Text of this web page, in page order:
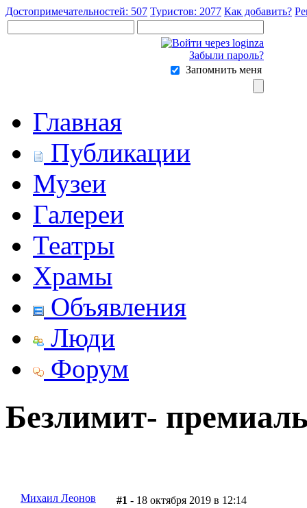
Достопримечательностей: 507 Туристов: 2077 Как добавить?
Забыли пароль?
Запомнить меня
Главная
Публикации
Музеи
Галереи
Театры
Храмы
Объявления
Люди
Форум
Безлимит-
Михаил Леонов #1 - 18 октября 2019 в 12:14